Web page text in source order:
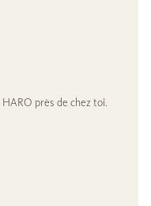
près de chez toi.